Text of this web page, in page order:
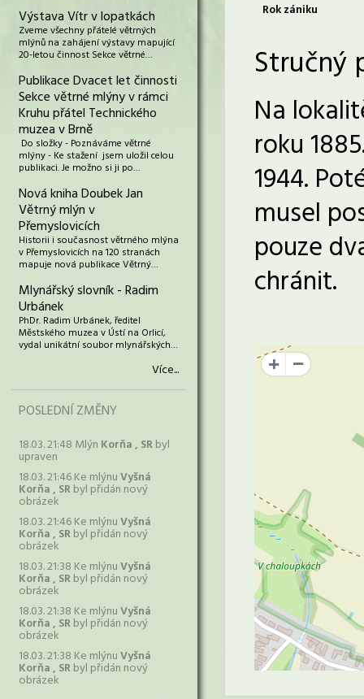
Výstava Vítr v lopatkách
Zveme všechny přátelé větrných
mlýnů na zahájení výstavy mapující
20-letou činnost Sekce větrné…
Publikace Dvacet let činnosti
Sekce větrné mlýny v rámci
Kruhu přátel Technického
muzea v Brně
Do složky - Poznáváme větrné
mlýny - Ke stažení jsem uložil celou
publikaci. Je možno si ji po…
Nová kniha Doubek Jan
Větrný mlýn v
Přemyslovicích
Historii i současnost větrného mlýna
v Přemyslovicích na 120 stranách
mapuje nová publikace Větrný…
Mlynářský slovník - Radim
Urbánek
PhDr. Radim Urbánek, ředitel
Městského muzea v Ústí na Orlicí,
vydal unikátní soubor mlynářských…
Více...
POSLEDNÍ ZMĚNY
18.03. 21:48 Mlýn Korňa , SRbyl
upraven
18.03. 21:46 Ke mlýnuVyšná
Korňa , SRbyl přidán nový
obrázek
18.03. 21:46 Ke mlýnuVyšná
Korňa , SRbyl přidán nový
obrázek
18.03. 21:38 Ke mlýnuVyšná
Korňa , SRbyl přidán nový
obrázek
18.03. 21:38 Ke mlýnuVyšná
Korňa , SRbyl přidán nový
obrázek
18.03. 21:38 Ke mlýnuVyšná
Korňa , SRbyl přidán nový
obrázek
Rok zániku
Stručný
Na
roku
1944.
musel
pouze
chránit.
+